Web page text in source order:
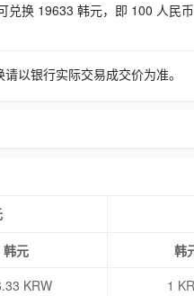
兑换 19633 韩元，即 100 人民
以银行实际交易成交价为准。
韩元 韩
KRW 1